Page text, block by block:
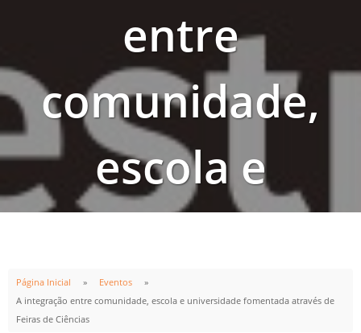
entre
comunidade,
escola e
universidade
fomentada
Página Inicial
Eventos
A integração entre comunidade, escola e universidade fomentada através de
Feiras de Ciências